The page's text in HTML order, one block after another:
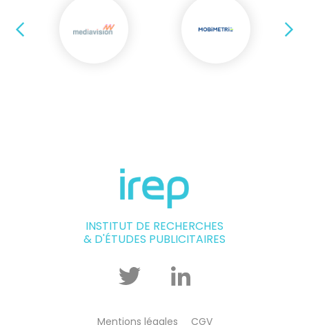
Précédent
INSTITUT DE RECHERCHES
& D'ÉTUDES PUBLICITAIRES
Twitter Linkedin
Mentions légales CGV